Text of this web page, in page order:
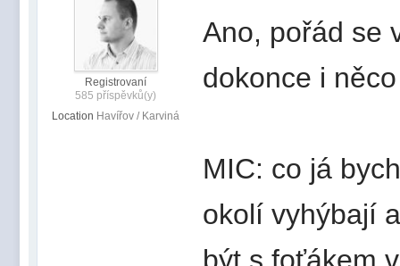
Registrovaní
585 příspěvků(y)
Location Havířov / Karviná
Ano, pořád se
dokonce i
MIC: co já
okolí vyhýbají
být s foťákem